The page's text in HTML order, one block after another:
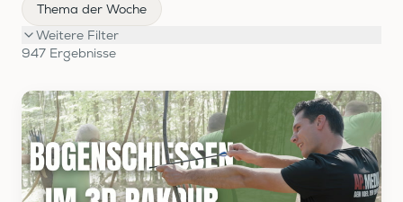
Thema der Woche
Weitere Filter
947 Ergebnisse